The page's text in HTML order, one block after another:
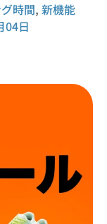
時間,新機能
04日